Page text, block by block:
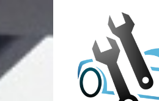
контенту